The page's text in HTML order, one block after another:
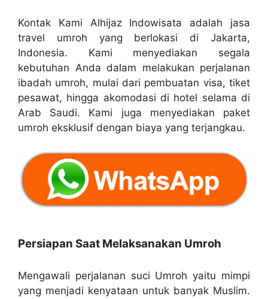
Kontak Kami Alhijaz Indowisata adalah jasa
travel umroh yang berlokasi di Jakarta,
Indonesia. Kami menyediakan segala
kebutuhan Anda dalam melakukan perjalanan
ibadah umroh, mulai dari pembuatan visa, tiket
pesawat, hingga akomodasi di hotel selama di
Arab Saudi. Kami juga menyediakan paket
umroh eksklusif dengan biaya yang terjangkau.
Persiapan Saat Melaksanakan Umroh
Mengawali perjalanan suci Umroh yaitu mimpi
yang menjadi kenyataan untuk banyak Muslim.